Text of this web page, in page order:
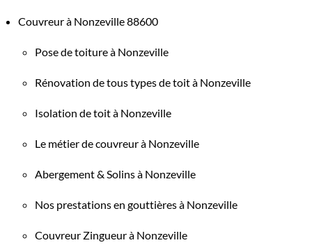
Couvreur à Nonzeville 88600
Pose de toiture à Nonzeville
Rénovation de tous types de toit à Nonzeville
Isolation de toit à Nonzeville
Le métier de couvreur à Nonzeville
Abergement & Solins à Nonzeville
Nos prestations en gouttières à Nonzeville
Couvreur Zingueur à Nonzeville